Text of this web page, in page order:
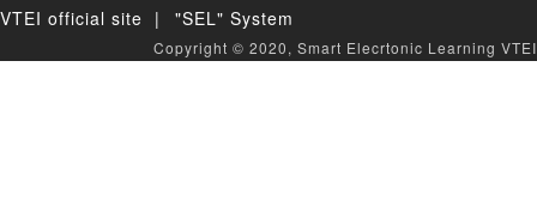
VTEI official site | "SEL" System
Copyright © 2020, Smart Elecrtonic Learning VTEI